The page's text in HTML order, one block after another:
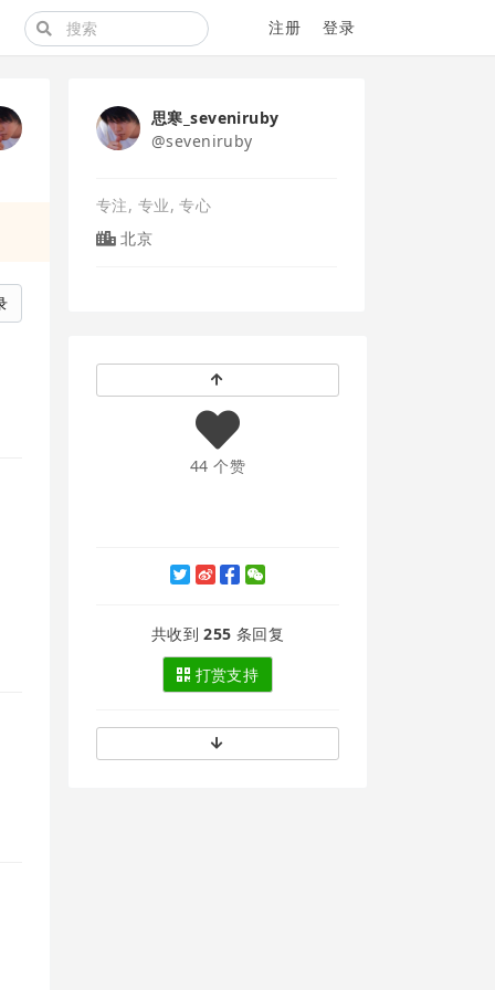
注册 登录
思寒_seveniruby
@seveniruby
专注, 专业, 专心
北京
44 个赞
共收到255 条回复
打赏支持